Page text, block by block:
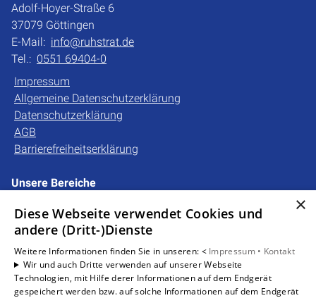
Adolf-Hoyer-Straße 6
37079 Göttingen
E-Mail: info@ruhstrat.de
Tel.: 0551 69404-0
Impressum
Allgemeine Datenschutzerklärung
Datenschutzerklärung
AGB
Barrierefreiheitserklärung
Unsere Bereiche
Gewerbekunden
Karriere
Unternehmen
Kontakt
×
Diese Webseite verwendet Cookies und
andere (Dritt-)Dienste
Weitere Informationen finden Sie in unseren: < Impressum • Kontakt
Wir und auch Dritte verwenden auf unserer Webseite
Technologien, mit Hilfe derer Informationen auf dem Endgerät
gespeichert werden bzw. auf solche Informationen auf dem Endgerät